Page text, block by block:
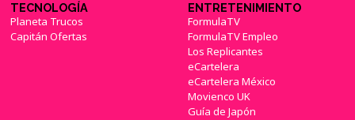
TECNOLOGÍA
Planeta Trucos
Capitán Ofertas
ENTRETENIMIENTO
FormulaTV
FormulaTV Empleo
Los Replicantes
eCartelera
eCartelera México
Movienco UK
Guía de Japón